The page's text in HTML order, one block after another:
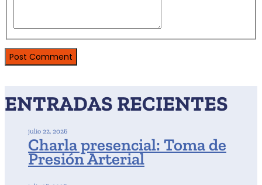
ENTRADAS RECIENTES
Charla presencial: Toma de
Presión Arterial
julio 22, 2026